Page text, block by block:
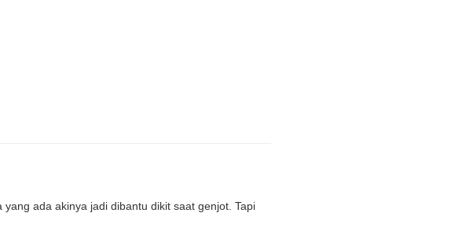
ada akinya jadi dibantu dikit saat genjot. Tapi